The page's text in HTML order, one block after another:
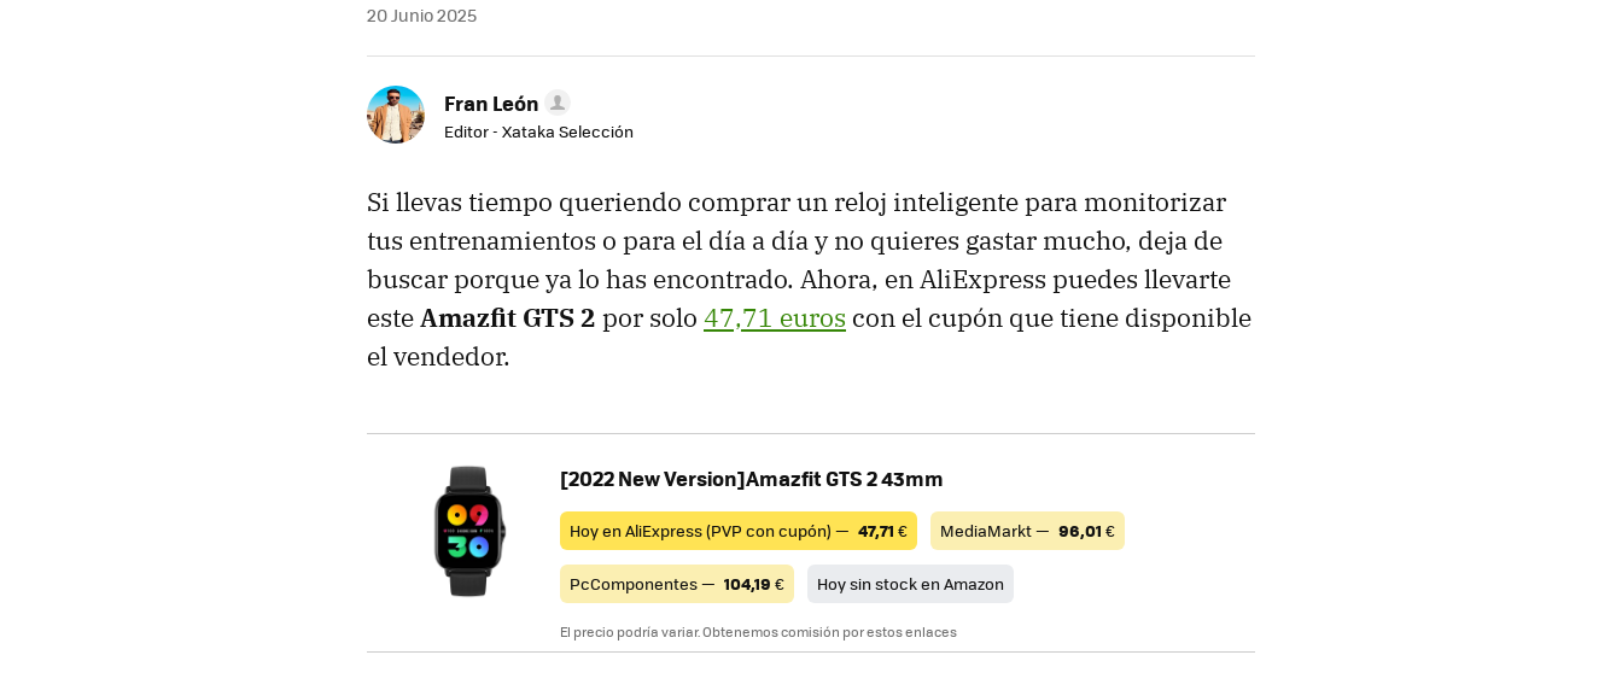
20 Junio 2025
Fran León
Editor - Xataka Selección
Si llevas tiempo queriendo comprar un reloj inteligente para monitorizar
tus entrenamientos o para el día a día y no quieres gastar mucho, deja de
buscar porque ya lo has encontrado. Ahora, en AliExpress puedes llevarte
esteAmazfit GTS 2 por solo 47,71 euros con el cupón que tiene disponible
el vendedor.
[2022 New Version]Amazfit GTS 2 43mm
Hoy en AliExpress (PVP con cupón) — 47,71 € MediaMarkt — 96,01 €
PcComponentes — 104,19 € Hoy sin stock en Amazon
El precio podría variar. Obtenemos comisión por estos enlaces